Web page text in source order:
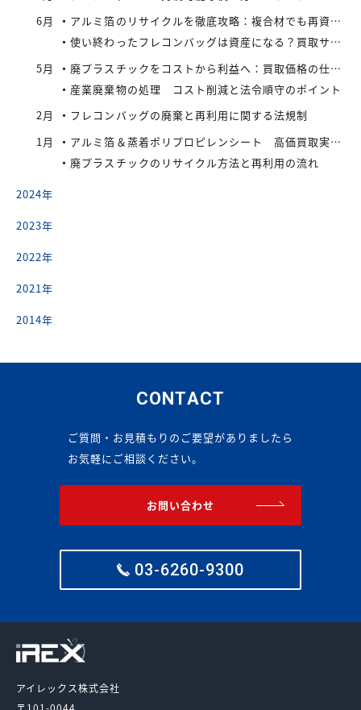
6月
アルミ箔のリサイクルを徹底攻略：複合材でも再資源化できる最新手法とアイレックス株式会社の取り組み
使い終わったフレコンバッグは資産になる？買取サービスを活用したリサイクル戦略
5月
廃プラスチックをコストから利益へ：買取価格の仕組みと高値で売るコツ
産業廃棄物の処理 コスト削減と法令順守のポイント
2月
フレコンバッグの廃棄と再利用に関する法規制
1月
アルミ箔＆蒸着ポリプロピレンシート 高価買取実施中
廃プラスチックのリサイクル方法と再利用の流れ
2024年
2023年
2022年
2021年
2014年
CONTACT
ご質問・お見積もりのご要望がありましたら
お気軽にご相談ください。
お問い合わせ
03-6260-9300
アイレックス株式会社
〒101-0044